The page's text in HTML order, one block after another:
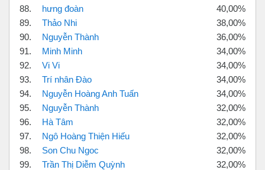
88.
hưng đoàn
40,00%
89.
Thảo Nhi
38,00%
90.
Nguyễn Thành
36,00%
91.
Minh Minh
34,00%
92.
Vi Vi
34,00%
93.
Trí nhân Đào
34,00%
94.
Nguyễn Hoàng Anh Tuấn
34,00%
95.
Nguyễn Thành
32,00%
96.
Hà Tâm
32,00%
97.
Ngô Hoàng Thiện Hiếu
32,00%
98.
Son Chu Ngoc
32,00%
99.
Trần Thị Diễm Quỳnh
32,00%